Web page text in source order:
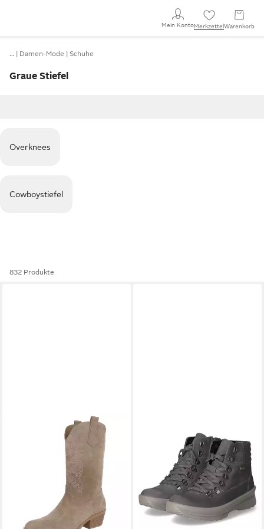
Mein KontoMerkzettel Warenkorb
… Damen-Mode Schuhe
Graue Stiefel
Overknees
Cowboystiefel
832 Produkte